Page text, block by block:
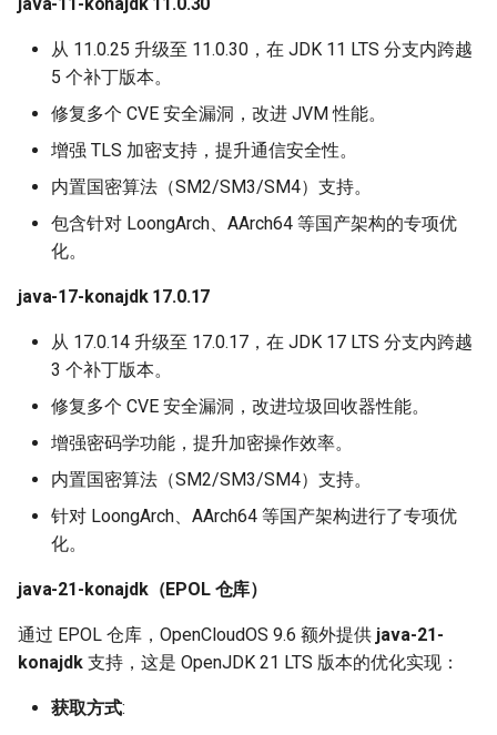
从 11.0.25 升级至 11.0.30，在 JDK 11 LTS 分支内跨越
5 个补丁版本。
修复多个 CVE 安全漏洞，改进 JVM 性能。
增强 TLS 加密支持，提升通信安全性。
内置国密算法（SM2/SM3/SM4）支持。
包含针对 LoongArch、AArch64 等国产架构的专项优
化。
java-17-konajdk 17.0.17
从 17.0.14 升级至 17.0.17，在 JDK 17 LTS 分支内跨越
3 个补丁版本。
修复多个 CVE 安全漏洞，改进垃圾回收器性能。
增强密码学功能，提升加密操作效率。
内置国密算法（SM2/SM3/SM4）支持。
针对 LoongArch、AArch64 等国产架构进行了专项优
化。
java-21-konajdk（EPOL 仓库）
通过 EPOL 仓库，OpenCloudOS 9.6 额外提供 java-21-
konajdk 支持，这是 OpenJDK 21 LTS 版本的优化实现：
获取方式: